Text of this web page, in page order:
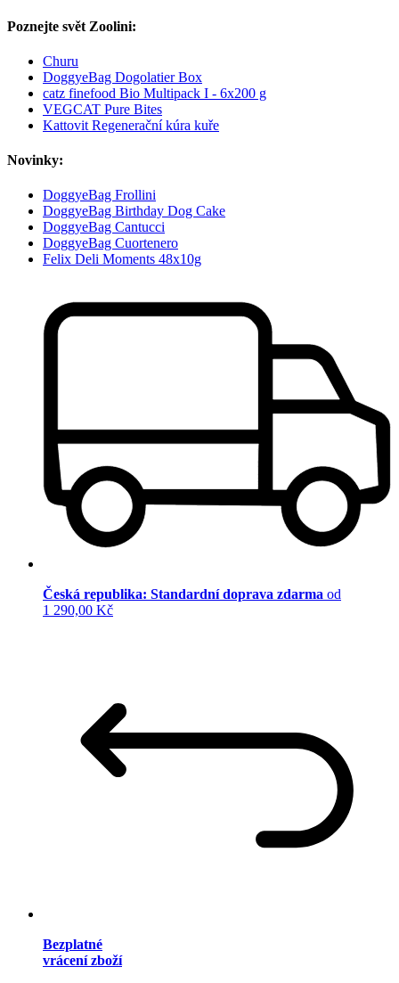
Poznejte svět Zoolini:
Churu
DoggyeBag Dogolatier Box
catz finefood Bio Multipack I - 6x200 g
VEGCAT Pure Bites
Kattovit Regenerační kúra kuře
Novinky:
DoggyeBag Frollini
DoggyeBag Birthday Dog Cake
DoggyeBag Cantucci
DoggyeBag Cuortenero
Felix Deli Moments 48x10g
Česká republika: Standardní doprava zdarma od
1 290,00 Kč
Bezplatné
vrácení zboží